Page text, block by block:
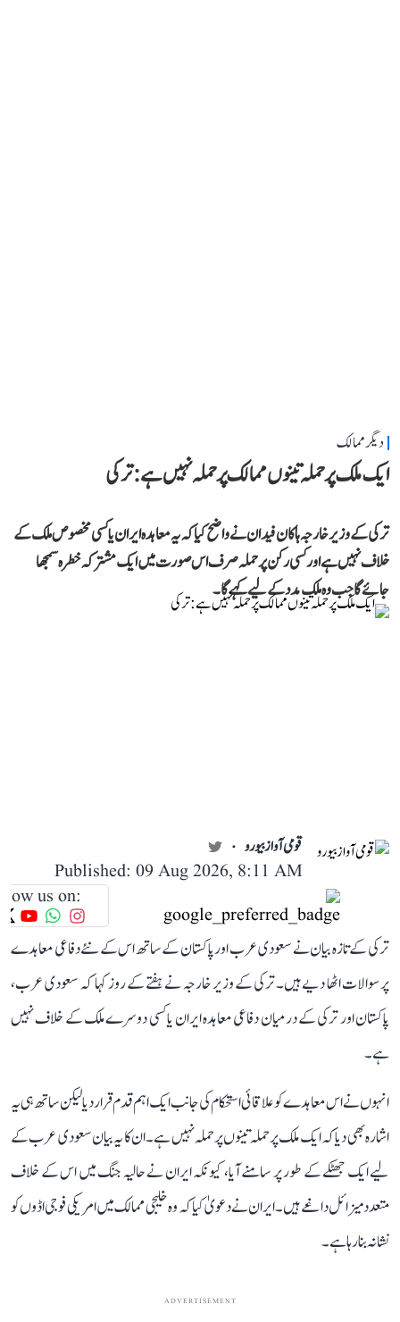
دیگر ممالک
ایک ملک پر حملہ تینوں ممالک پر حملہ نہیں ہے: ترکی
ترکی کے وزیر خارجہ ہاکان فیدان نے واضح کیا کہ یہ معاہدہ ایران یا کسی مخصوص ملک کے
خلاف نہیں ہے اور کسی رکن پر حملہ صرف اس صورت میں ایک مشترکہ خطرہ سمجھا
جائے گا جب وہ ملک مدد کے لیے کہے گا۔
قومی آواز بیورو
Published: 09 Aug 2026, 8:11 AM
us on:
ترکی کے تازہ بیان نے سعودی عرب اور پاکستان کے ساتھ اس کے نئے دفاعی معاہدے
پر سوالات اٹھا دیے ہیں۔ ترکی کے وزیر خارجہ نے ہفتے کے روز کہا کہ سعودی عرب،
پاکستان اور ترکی کے درمیان دفاعی معاہدہ ایران یا کسی دوسرے ملک کے خلاف نہیں
ہے۔
انہوں نے اس معاہدے کو علاقائی استحکام کی جانب ایک اہم قدم قرار دیا لیکن ساتھ ہی یہ
اشارہ بھی دیا کہ ایک ملک پر حملہ تینوں پر حملہ نہیں ہے۔ ان کا یہ بیان سعودی عرب کے
لیے ایک جھٹکے کے طور پر سامنے آیا، کیونکہ ایران نے حالیہ جنگ میں اس کے خلاف
متعدد میزائل داغے ہیں۔ ایران نے دعویٰ کیا کہ وہ خلیجی ممالک میں امریکی فوجی اڈوں کو
نشانہ بنا رہا ہے۔
ADVERTISEMENT